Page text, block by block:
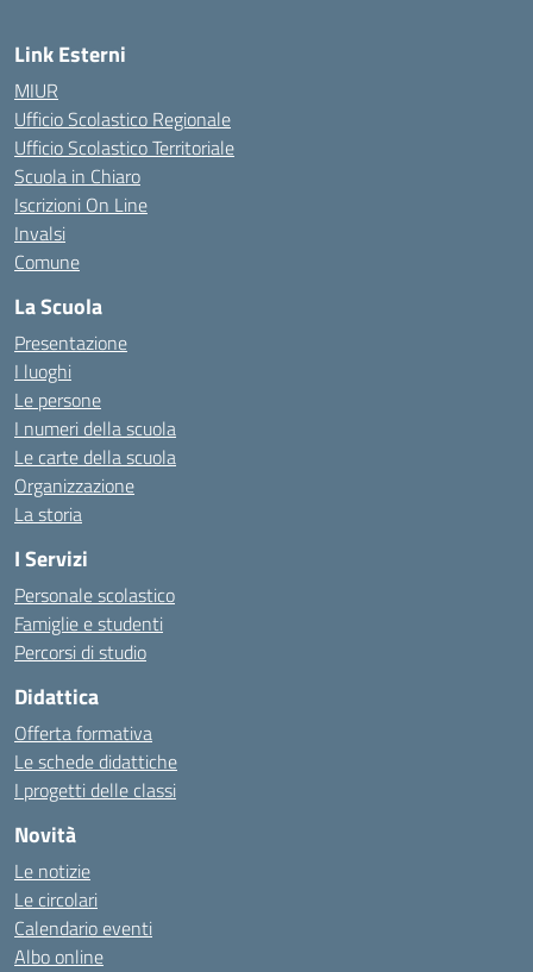
Link Esterni
MIUR
Ufficio Scolastico Regionale
Ufficio Scolastico Territoriale
Scuola in Chiaro
Iscrizioni On Line
Invalsi
Comune
La Scuola
Presentazione
I luoghi
Le persone
I numeri della scuola
Le carte della scuola
Organizzazione
La storia
I Servizi
Personale scolastico
Famiglie e studenti
Percorsi di studio
Didattica
Offerta formativa
Le schede didattiche
I progetti delle classi
Novità
Le notizie
Le circolari
Calendario eventi
Albo online